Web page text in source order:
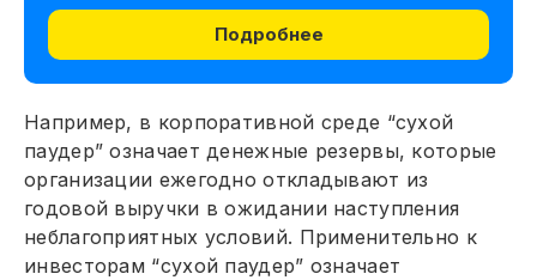
Подробнее
Например, в корпоративной среде “сухой
паудер” означает денежные резервы, которые
организации ежегодно откладывают из
годовой выручки в ожидании наступления
неблагоприятных условий. Применительно к
инвесторам “сухой паудер” означает